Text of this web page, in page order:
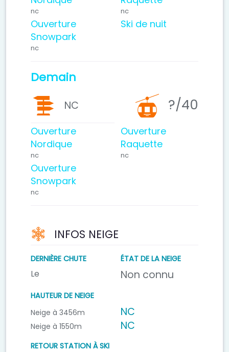
nc nc
Ouverture
Snowpark
nc
Ski de nuit
Demain
NC ?/40
Ouverture
Nordique
nc
Ouverture
Raquette
nc
Ouverture
Snowpark
nc
INFOS NEIGE
DERNIÈRE CHUTE
Le
ÉTAT DE LA NEIGE
Non connu
HAUTEUR DE NEIGE
Neige à 3456m
NC
Neige à 1550m NC
RETOUR STATION À SKI